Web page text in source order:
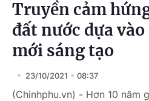
Truyền cảm
đất nước dựa
mới sáng tạo
23/10/2021 08:37
(Chinhphu.vn) - Hơn 10 năm